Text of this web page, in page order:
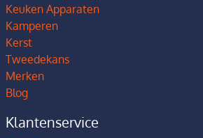
Keuken Apparaten
Kamperen
Kerst
Tweedekans
Merken
Blog
Klantenservice